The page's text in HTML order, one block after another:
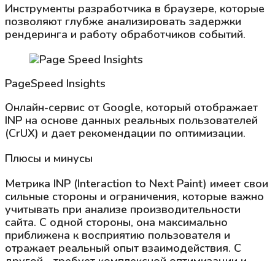
Инструменты разработчика в браузере, которые
позволяют глубже анализировать задержки
рендеринга и работу обработчиков событий.
PageSpeed Insights
Онлайн-сервис от Google, который отображает
INP на основе данных реальных пользователей
(CrUX) и дает рекомендации по оптимизации.
Плюсы и минусы
Метрика INP (Interaction to Next Paint) имеет свои
сильные стороны и ограничения, которые важно
учитывать при анализе производительности
сайта. С одной стороны, она максимально
приближена к восприятию пользователя и
отражает реальный опыт взаимодействия. С